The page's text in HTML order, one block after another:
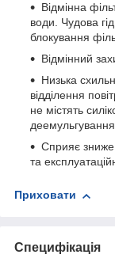
Відмінна
води. Чудова
блокування
Відмінний
Низька
відділення
не містять
Сприяє
та
Приховати
Специфікація